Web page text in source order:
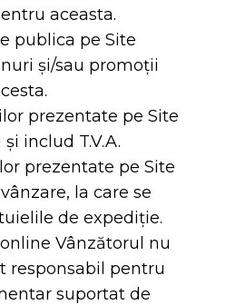
aceasta.
publica pe Site
și/sau promoții
prezentate pe Site
includ T.V.A.
prezentate pe Site
la care se
de expediție.
Vânzătorul nu
responsabil pentru
suportat de